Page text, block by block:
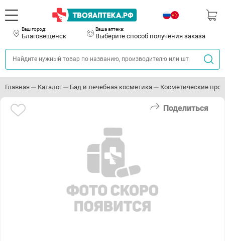
Ваш город:
Благовещенск
Ваша аптека:
Выберите способ получения заказа
Главная Каталог Бад и лечебная косметика Косметические
Поделиться